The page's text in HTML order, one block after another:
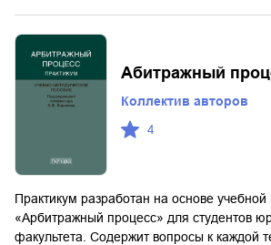
Абитражный
Коллектив авторов
4
Практикум разработан на основе
«Арбитражный процесс» для студентов
факультета. Содержит вопросы к каждой